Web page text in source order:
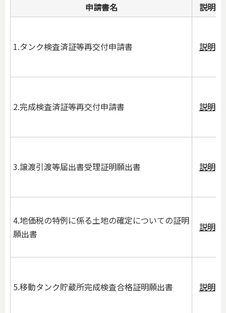
申請書名 説明
1.タンク検査済証等再交付申請書 説明
2.完成検査済証等再交付申請書 説明
3.譲渡引渡等届出書受理証明願出書 説明
4.地価税の特例に係る土地の確定についての証明
願出書
説明
5.移動タンク貯蔵所完成検査合格証明願出書 説明